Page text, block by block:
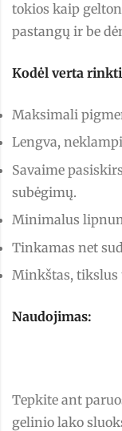
tokios kaip
pastangų ir be
Kodėl verta
Maksimali
Lengva,
Savaime
subėgimų.
Minimalus
Tinkamas net
Minkštas, tikslus
Naudojimas:
Tepkite ant
gelinio lako